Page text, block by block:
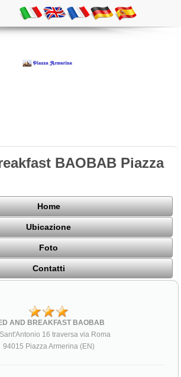
BAOBAB Piazza
Home
Ubicazione
Foto
Contatti
AND BREAKFAST BAOBAB
16 traversa via Roma
94015 Piazza Armerina (EN)